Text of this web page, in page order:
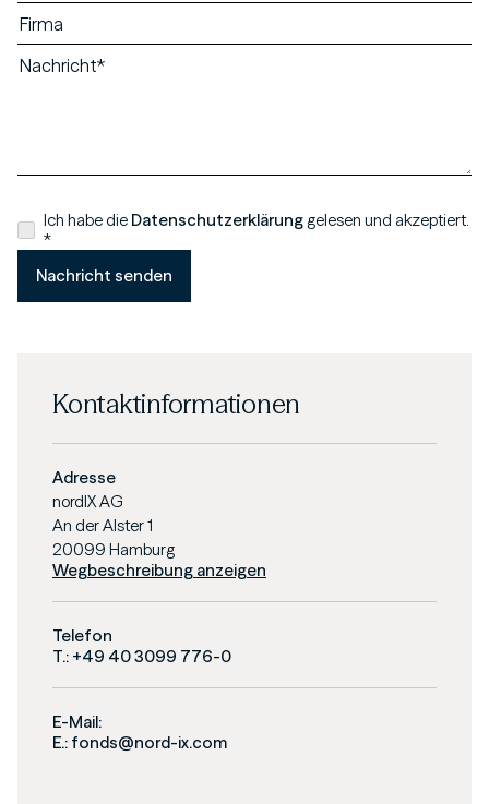
Ich habe die Datenschutzerklärung gelesen und akzeptiert.
*
Kontaktinformationen
Adresse
nordIX AG
An der Alster 1
20099 Hamburg
Wegbeschreibung anzeigen
Telefon
T.: +49 40 3099 776-0
E-Mail:
E.: fonds@nord-ix.com